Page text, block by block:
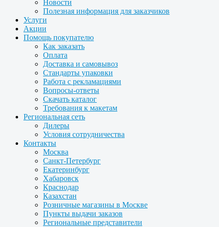
Новости
Полезная информация для заказчиков
Услуги
Акции
Помощь покупателю
Как заказать
Оплата
Доставка и самовывоз
Стандарты упаковки
Работа с рекламациями
Вопросы-ответы
Скачать каталог
Требования к макетам
Региональная сеть
Дилеры
Условия сотрудничества
Контакты
Москва
Санкт-Петербург
Екатеринбург
Хабаровск
Краснодар
Казахстан
Розничные магазины в Москве
Пункты выдачи заказов
Региональные представители